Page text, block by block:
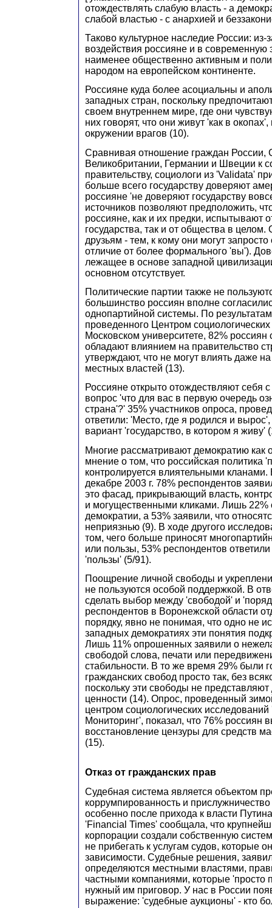
отождествлять слабую власть - а
слабой властью - с анархией и
Таково культурное наследие России: из-
воздействия россияне и в современную
наименее общественно активным и
народом на европейском континенте.
Россияне куда более асоциальны и
западных стран, поскольку
своем внутреннем мире, где они
них говорят, что они живут 'как в
окружении врагов (10).
Сравнивая отношение граждан
Великобритании, Германии и Швеции к
правительству, социологи из 'Validata'
больше всего государству доверяют
россияне 'не доверяют государству
источников позволяют предположить,
россияне, как и их предки, испытывают
государства, так и от общества в
друзьям - тем, к кому они могут
отличие от более формального 'вы').
лежащее в основе западной
основном отсутствует.
Политические партии также не
большинство россиян вполне
однопартийной системы. По
проведенного Центром
Московском университете, 82% россиян
обладают влиянием на правительство
утверждают, что не могут влиять даже
местных властей (13).
Россияне открыто отождествляют себя
вопрос 'что для вас в первую очередь
страна'?' 35% участников опроса,
ответили: 'Место, где я родился и
вариант 'государство, в котором я живу'
Многие рассматривают демократию как
мнение о том, что российская политика
контролируется влиятельными
декабре 2003 г. 78% респондентов
это фасад, прикрывающий власть,
и могущественными кликами. Лишь 22%
демократии, а 53% заявили, что
неприязнью (9). В ходе другого
том, чего больше приносят
или пользы, 53% респондентов
'пользы' (5/91).
Поощрение личной свободы и
не пользуются особой поддержкой. В
сделать выбор между 'свободой' и
респондентов в Воронежской области
порядку, явно не понимая, что одно не
западных демократиях эти понятия
Лишь 11% опрошенных заявили о
свободой слова, печати или
стабильности. В то же время 29% были
гражданских свобод просто так, без
поскольку эти свободы не представляют
ценности (14). Опрос, проведенный
центром социологических
Мониторинг', показал, что 76% россиян
восстановление цензуры для средств
(15).
Отказ от гражданских прав
Судебная система является объектом
коррумпированность и
особенно после прихода к власти
'Financial Times' сообщала, что
корпорации создали собственную
не прибегать к услугам судов, которые
зависимости. Судебные решения,
определяются местными властями,
частными компаниями, которые 'просто
нужный им приговор. У нас в России
выражение: 'судебные аукционы' - кто